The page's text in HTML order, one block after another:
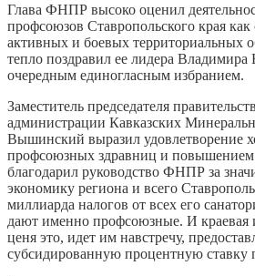
Глава ФНПР высоко оценил
профсоюзов Ставропольского края как
активных и боевых
тепло поздравил ее лидера Владимира
очередным единогласным избранием.
Заместитель председателя
администрации Кавказских
Вышинский выразил удовлетворение
профсоюзных здравниц и повышением
благодарил руководство ФНПР за
экономику региона и всего
миллиарда налогов от всех его
дают именно профсоюзные. И краевая
ценя это, идет им навстречу,
субсидированную процентную ставку